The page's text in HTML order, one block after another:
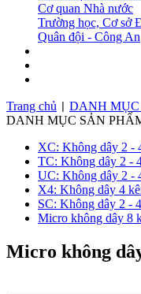
Cơ quan Nhà nước
Trường học, Cơ sở
Quân đội - Công An
Trang chủ
DANH
DANH MỤC SẢN
XC: Không dây 2 -
TC: Không dây 2 -
UC: Không dây 2 -
X4: Không dây 4
SC: Không dây 2 -
Micro không dây 8
Micro không